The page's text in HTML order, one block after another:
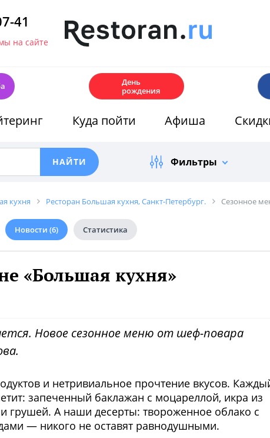
41
на сайте
День
рождения
Куда пойти Афиша
Фильтры
кухня Ресторан Большая кухня, Санкт-Петербург. Сезонное
Новости (6) Статистика
«Большая кухня»
Новое сезонное меню от шеф-повара
и нетривиальное прочтение вкусов.
запеченный баклажан с моцареллой, икра из
грушей. А наши десерты: твороженное облако с
— никого не оставят равнодушными.